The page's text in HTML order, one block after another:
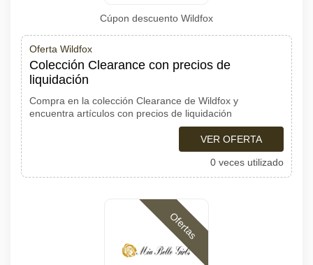
Cúpon descuento Wildfox
Oferta Wildfox
Colección Clearance con precios de
liquidación
Compra en la colección Clearance de Wildfox y
encuentra artículos con precios de liquidación
VER OFERTA
0 veces utilizado
Ofertas